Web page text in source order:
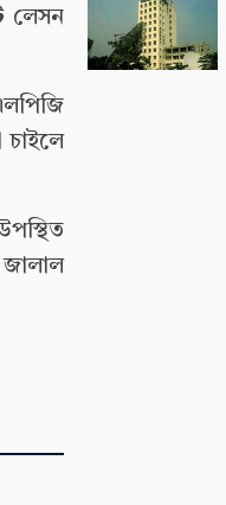
লেসন
চাইলে
জালাল